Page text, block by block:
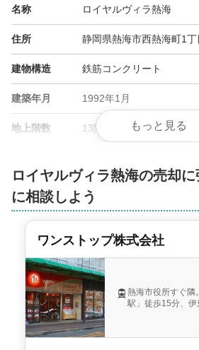
名称 ロイヤルヴィラ熱海
住所 静岡県熱海市西熱海町1
建物構造 鉄筋コンクリート
建築年月 1992年1月
地上階数 13階
管理会社 東急コミュニティー
用途地域 第二種中高層住居専用地域
施工会社 東海興業
もっと見る
ロイヤルヴィラ熱海の売却
に相談しよう
ワンストップ株式会社
熱海市役所すぐ隣
駅」徒歩15分、伊